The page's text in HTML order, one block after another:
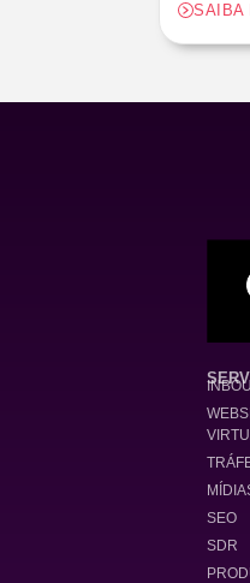
SAIBA
SEO
SDR